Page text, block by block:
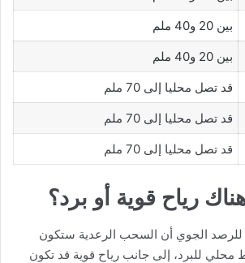
بين 20 و40 ملم
بين 20 و40 ملم
قد تصل محليا إلى 70 ملم
قد تصل محليا إلى 70 ملم
قد تصل محليا إلى 70 ملم
رياح قوية أو برد؟
للرصد الجوي أن السحب الرعدية ستكون
محلي للبرد، إلى جانب رياح قوية قد تكون